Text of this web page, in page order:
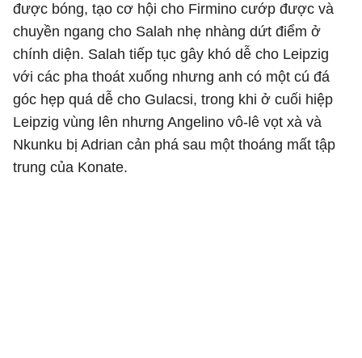
được bóng, tạo cơ hội cho Firmino cướp được và
chuyền ngang cho Salah nhẹ nhàng dứt điểm ở
chính diện. Salah tiếp tục gây khó dễ cho Leipzig
với các pha thoát xuống nhưng anh có một cú đá
góc hẹp quá dễ cho Gulacsi, trong khi ở cuối hiệp
Leipzig vùng lên nhưng Angelino vô-lê vọt xà và
Nkunku bị Adrian cản phá sau một thoáng mất tập
trung của Konate.